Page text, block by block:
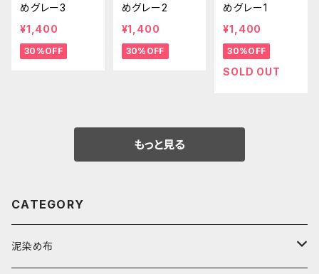
めグレー3
¥1,400
30%OFF
めグレー2
¥1,400
30%OFF
めグレー1
¥1,400
30%OFF
SOLD OUT
もっと見る
CATEGORY
泥染め布